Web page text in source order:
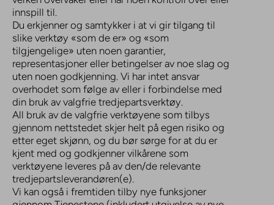
innspill til.
Du erkjenner og samtykker i at vi gir tilgang til
slike verktøy «som de er» og «som
tilgjengelige» uten noen garantier,
representasjoner eller betingelser av noe slag og
uten noen godkjenning. Vi har intet ansvar
overhodet som følge av eller i forbindelse med
din bruk av valgfrie tredjepartsverktøy.
All bruk av de valgfrie verktøyene som tilbys
gjennom nettstedet skjer helt på egen risiko og
etter eget skjønn, og du bør sørge for at du er
kjent med og godkjenner vilkårene som
verktøyene leveres på av den/de relevante
tredjepartsleverandøren(e).
Vi kan også i fremtiden tilby nye funksjoner